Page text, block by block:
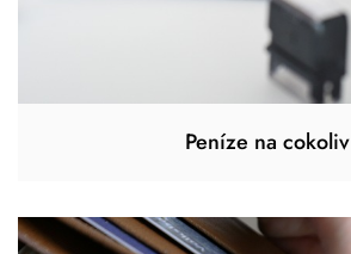
Peníze na cokoliv